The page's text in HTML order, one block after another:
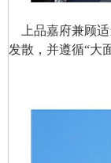
上品嘉府兼顾适
发散，并遵循“大